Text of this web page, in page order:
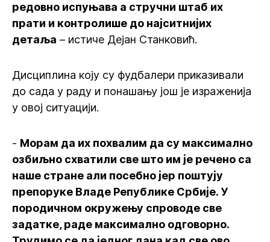
редовно испуњава а стручни штаб их
прати и контролише до најситнијих
детаља – истиче Дејан Станковић.
Дисциплина коју су фудбалери приказивали
до сада у раду и понашању још је израженија
у овој ситуацији.
- Морам да их похвалим да су максимално
озбиљно схватили све што им је речено са
наше стране али посебно јер поштују
препоруке Владе Републике Србије. У
породичном окружењу спроводе све
задатке, раде максимално одговорно.